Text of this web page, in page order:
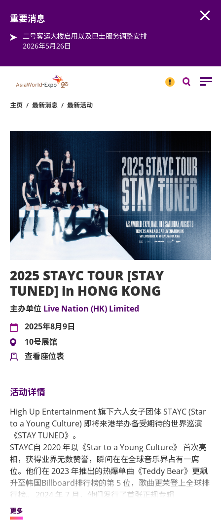
重要消息
二号客运大楼启用以及巴士服务调整安排
2026年5月26日
消息
主页 / 最新消息 / 最新活动
2025 STAYC TOUR [STAY
TUNED] in HONG KONG
主办单位 Live Nation (HK) Limited
2025年8月9日
10号展馆
查看座位表
活动详情
High Up Entertainment 旗下六人女子团体 STAYC (Star
to a Young Culture) 即将来港举办备受期待的世界巡演
《STAY TUNED》。
STAYC自 2020 年以《Star to a Young Culture》 首次亮
相，获得业界无数赞誉，瞬间在在全球音乐界占有一席
位。他们在 2023 年推出的热爆单曲《Teddy Bear》更飙
升至韩国Billboard排行榜的第 5 位，歌曲更荣登上全球排
行榜。 2024 年 7 月，他们发行了首张正规专辑
《Metamorphic》，这张专辑展现了各成员多才多艺的一
面，专辑更在美国和全球 Spotify 的「最佳新专辑」排行
更多